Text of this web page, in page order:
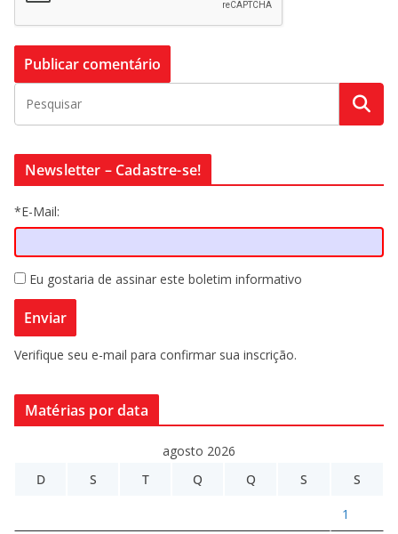
Newsletter – Cadastre-se!
*E-Mail:
Eu gostaria de assinar este boletim informativo
Verifique seu e-mail para confirmar sua inscrição.
Matérias por data
agosto 2026
D
S T Q Q S S
1